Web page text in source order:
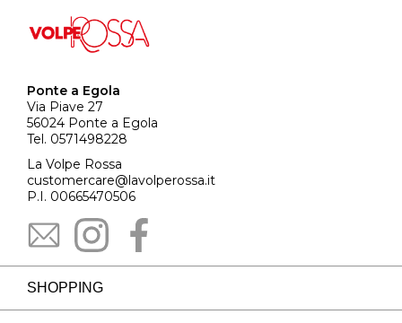
Ponte a Egola
Via Piave 27
56024 Ponte a Egola
Tel. 0571498228
La Volpe Rossa
customercare@lavolperossa.it
P.I. 00665470506
SHOPPING